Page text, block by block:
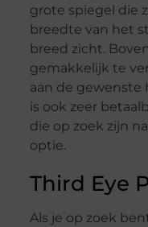
grote spiegel die
breedte van het
breed zicht.
gemakkelijk te
aan de gewenste
is ook zeer
die op zoek zijn
optie.
Third Eye
Als je op zoek